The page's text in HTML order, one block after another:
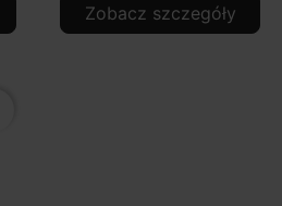
Zobacz szczegóły